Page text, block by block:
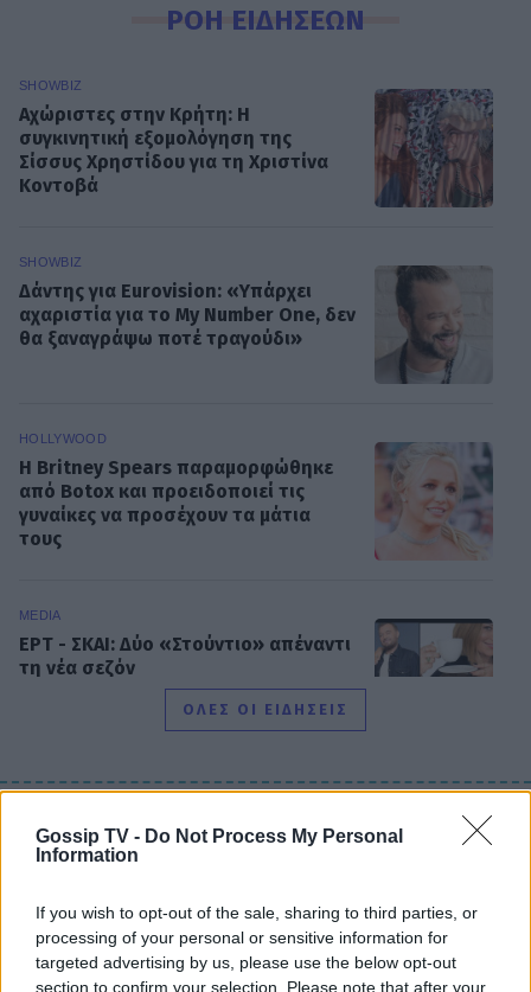
Gossip TV - Do Not Process My Personal
Information
If you wish to opt-out of the sale, sharing to third parties, or
processing of your personal or sensitive information for
targeted advertising by us, please use the below opt-out
section to confirm your selection. Please note that after your
ΡΟΗ ΕΙΔΗΣΕΩΝ
SHOWBIZ
Αχώριστες στην Κρήτη: Η
συγκινητική εξομολόγηση της
Σίσσυς Χρηστίδου για τη Χριστίνα
Κοντοβά
SHOWBIZ
Δάντης για Eurovision: «Υπάρχει
αχαριστία για το My Number One, δεν
θα ξαναγράψω ποτέ τραγούδι»
HOLLYWOOD
Η Britney Spears παραμορφώθηκε
από Botox και προειδοποιεί τις
γυναίκες να προσέχουν τα μάτια
τους
MEDIA
ΕΡΤ - ΣΚΑΙ: Δύο «Στούντιο» απέναντι
τη νέα σεζόν
SHOWBIZ
στη Σαρδηνία - Το λευκό ολόσωμο
μαγιό της με το ιδιαίτερο κέντημα
HOLLYWOOD
ΟΛΕΣ ΟΙ ΕΙΔΗΣΕΙΣ
DPG NETWORK